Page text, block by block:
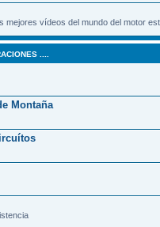
mejores vídeos del mundo del motor
....
Montaña